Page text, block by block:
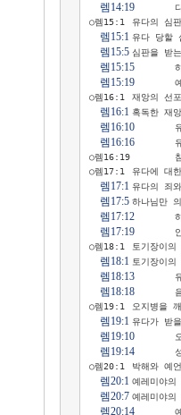
렘14:19
	다시 기도하는 예레미야
○렘15:1	유다의 심판과 하나님 위로
렘15:1
렘15:5
	심판을 받는 이유
렘15:15
	하나님의 자비를 구하는 예레미야
렘15:19
	예레미야를 위로하시는 하나님
○렘16:1	재앙의 선포
렘16:1
렘16:10
	유다의 징계 이유
렘16:16
	유다의 은밀한 죄
○렘16:19	참된 신 여호와 하나님
○렘17:1	유다에 대한 심판
렘17:1
렘17:5
	하나님만 의지하라
렘17:12
	하나님만 구원자
렘17:19
	안식을 거룩히 지키라
○렘18:1	토기장이의 집
렘18:1
렘18:13
	유다의 악한 범죄
렘18:18
	음모자를 고발하는 예레미야
○렘19:1	오지병을 깨며 예언
렘19:1
렘19:10
	오지병을 깨뜨리며 멸망 예언
렘19:14
	성전 뜰에서 예언
○렘20:1	박해와 예언
렘20:1
렘20:7
렘20:14
	예레미야의 탄식